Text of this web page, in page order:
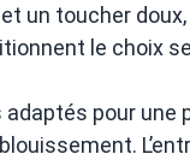
un toucher
le choix
pour une